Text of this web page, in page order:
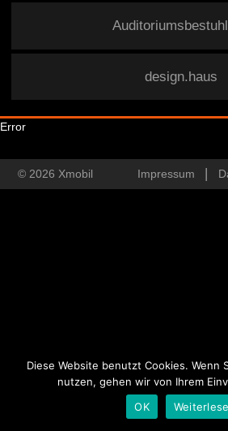
design.haus
Error
© 2026 Xmobil Impressum
Diese Website benutzt Cookies. Wenn
nutzen, gehen wir von Ihrem
OK